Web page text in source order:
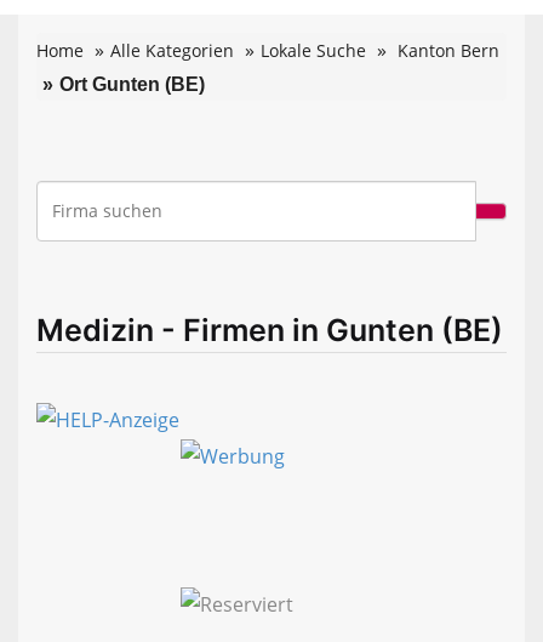
Home Alle Kategorien Lokale Suche Kanton Bern
Ort Gunten (BE)
Medizin - Firmen in Gunten (BE)